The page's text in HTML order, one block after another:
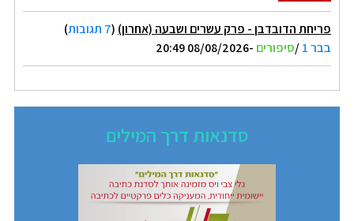
פריחת הדובדבן - פרק עשרים ושבעה (אחרון) (7 תגובות
)
בבר 1
/סיפורים -08/08/2026 20:49
סדנאות דרך המילים